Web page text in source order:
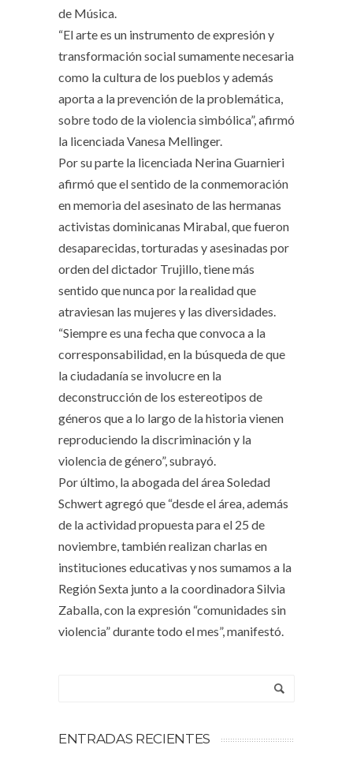
de Música.
“El arte es un instrumento de expresión y
transformación social sumamente necesaria
como la cultura de los pueblos y además
aporta a la prevención de la problemática,
sobre todo de la violencia simbólica”, afirmó
la licenciada Vanesa Mellinger.
Por su parte la licenciada Nerina Guarnieri
afirmó que el sentido de la conmemoración
en memoria del asesinato de las hermanas
activistas dominicanas Mirabal, que fueron
desaparecidas, torturadas y asesinadas por
orden del dictador Trujillo, tiene más
sentido que nunca por la realidad que
atraviesan las mujeres y las diversidades.
“Siempre es una fecha que convoca a la
corresponsabilidad, en la búsqueda de que
la ciudadanía se involucre en la
deconstrucción de los estereotipos de
géneros que a lo largo de la historia vienen
reproduciendo la discriminación y la
violencia de género”, subrayó.
Por último, la abogada del área Soledad
Schwert agregó que “desde el área, además
de la actividad propuesta para el 25 de
noviembre, también realizan charlas en
instituciones educativas y nos sumamos a la
Región Sexta junto a la coordinadora Silvia
Zaballa, con la expresión “comunidades sin
violencia” durante todo el mes”, manifestó.
ENTRADAS RECIENTES